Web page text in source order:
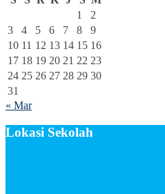
1
2
3
4 5 6 7 8
9
10 11 12 13 14 15 16
17 18 19 20 21 22 23
24 25 26 27 28 29 30
31
« Mar
Lokasi Sekolah